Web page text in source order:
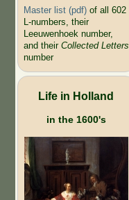
Master list (pdf)of all 602
L-numbers, their
Leeuwenhoek number,
and their Collected Letters
number
Life in Holland
in the 1600's